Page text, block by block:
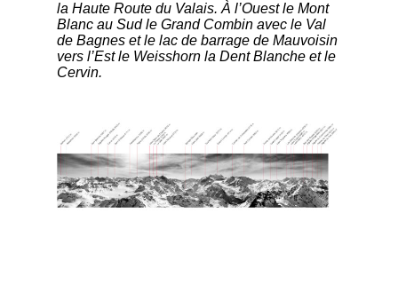
la Haute Route du Valais. À l’Ouest le Mont
Blanc au Sud le Grand Combin avec le Val
de Bagnes et le lac de barrage de Mauvoisin
vers l’Est le Weisshorn la Dent Blanche et le
Cervin.